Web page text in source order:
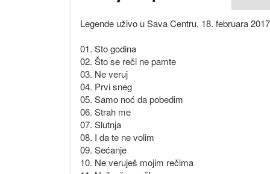
Legende uživo u Sava Centru, 18. februara
01. Sto godina
02. Što se reči ne pamte
03. Ne veruj
04. Prvi sneg
05. Samo noć da pobedim
06. Strah me
07. Slutnja
08. I da te ne volim
09. Sećanje
10. Ne veruješ mojim rečima